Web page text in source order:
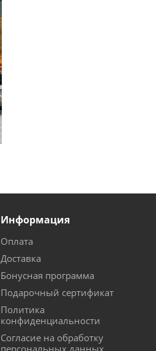
Информация
Оплата
Доставка
Бонусная программа
Подарочный сертификат
Политика
конфиденциальности
Согласие на обработку
персональных данных